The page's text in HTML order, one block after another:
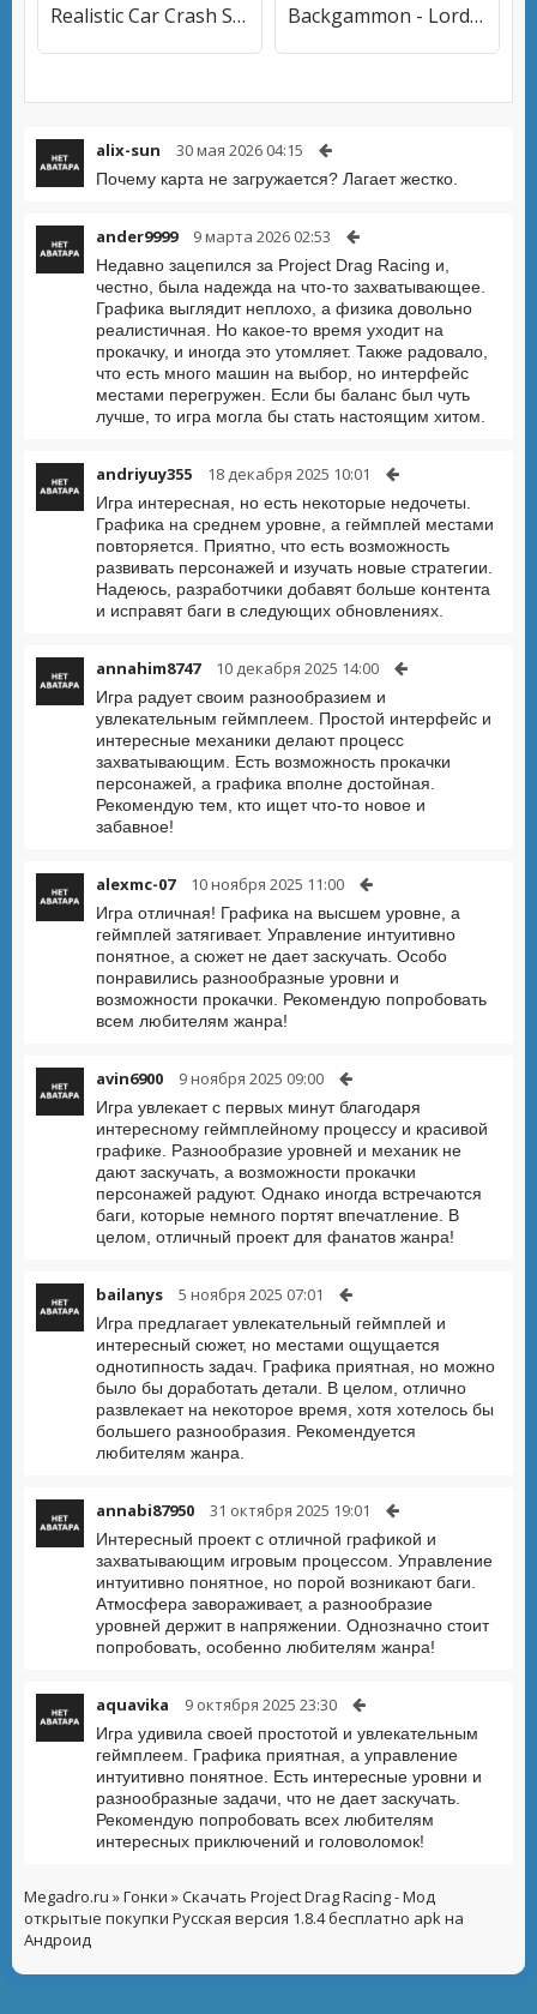
Realistic Car Crash Simulator Backgammon - Lord of the Board
alix-sun 30 мая 2026 04:15
Почему карта не загружается? Лагает жестко.
ander9999 9 марта 2026 02:53
Недавно зацепился за Project Drag Racing и,
честно, была надежда на что-то захватывающее.
Графика выглядит неплохо, а физика довольно
реалистичная. Но какое-то время уходит на
прокачку, и иногда это утомляет. Также радовало,
что есть много машин на выбор, но интерфейс
местами перегружен. Если бы баланс был чуть
лучше, то игра могла бы стать настоящим хитом.
andriyuy355 18 декабря 2025 10:01
Игра интересная, но есть некоторые недочеты.
Графика на среднем уровне, а геймплей местами
повторяется. Приятно, что есть возможность
развивать персонажей и изучать новые стратегии.
Надеюсь, разработчики добавят больше контента
и исправят баги в следующих обновлениях.
annahim8747 10 декабря 2025 14:00
Игра радует своим разнообразием и
увлекательным геймплеем. Простой интерфейс и
интересные механики делают процесс
захватывающим. Есть возможность прокачки
персонажей, а графика вполне достойная.
Рекомендую тем, кто ищет что-то новое и
забавное!
alexmc-07 10 ноября 2025 11:00
Игра отличная! Графика на высшем уровне, а
геймплей затягивает. Управление интуитивно
понятное, а сюжет не дает заскучать. Особо
понравились разнообразные уровни и
возможности прокачки. Рекомендую попробовать
всем любителям жанра!
avin6900 9 ноября 2025 09:00
Игра увлекает с первых минут благодаря
интересному геймплейному процессу и красивой
графике. Разнообразие уровней и механик не
дают заскучать, а возможности прокачки
персонажей радуют. Однако иногда встречаются
баги, которые немного портят впечатление. В
целом, отличный проект для фанатов жанра!
bailanys 5 ноября 2025 07:01
Игра предлагает увлекательный геймплей и
интересный сюжет, но местами ощущается
однотипность задач. Графика приятная, но можно
было бы доработать детали. В целом, отлично
развлекает на некоторое время, хотя хотелось бы
большего разнообразия. Рекомендуется
любителям жанра.
annabi87950 31 октября 2025 19:01
Интересный проект с отличной графикой и
захватывающим игровым процессом. Управление
интуитивно понятное, но порой возникают баги.
Атмосфера завораживает, а разнообразие
уровней держит в напряжении. Однозначно стоит
попробовать, особенно любителям жанра!
aquavika 9 октября 2025 23:30
Игра удивила своей простотой и увлекательным
геймплеем. Графика приятная, а управление
интуитивно понятное. Есть интересные уровни и
разнообразные задачи, что не дает заскучать.
Рекомендую попробовать всех любителям
интересных приключений и головоломок!
Megadro.ru »Гонки » Скачать Project Drag Racing - Мод
открытые покупки Русская версия 1.8.4 бесплатно apk на
Андроид